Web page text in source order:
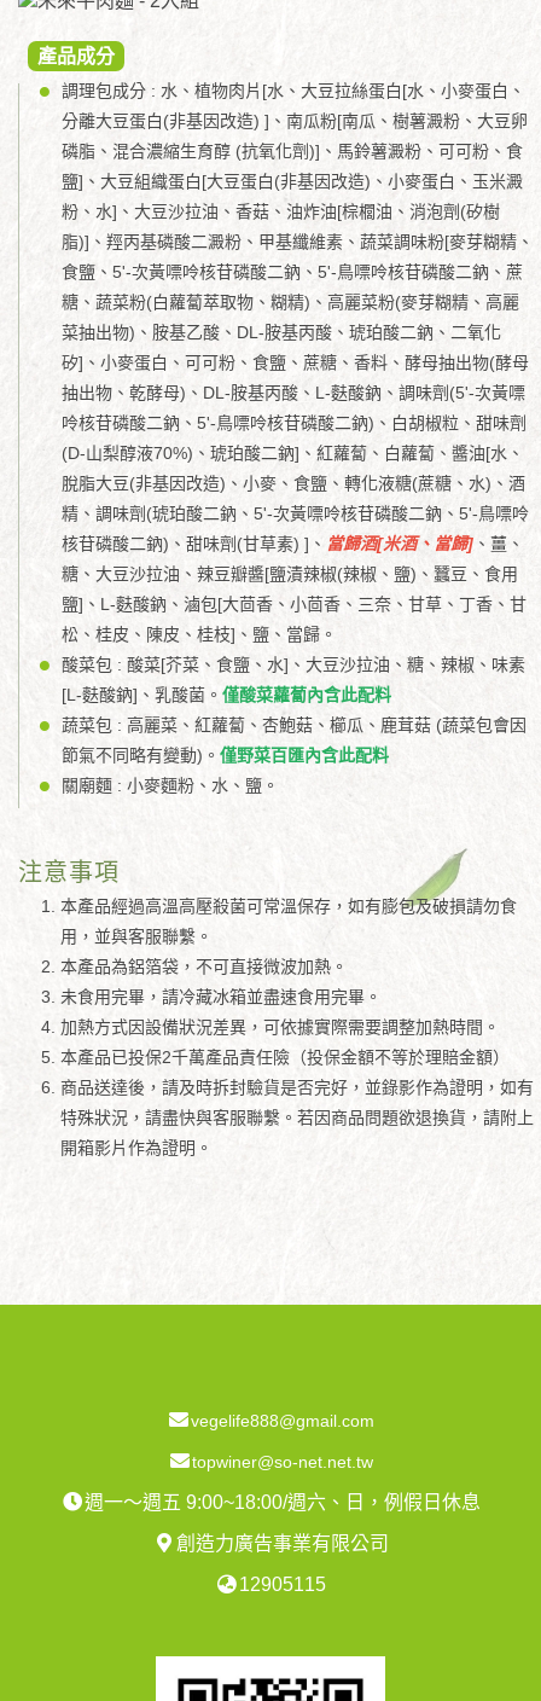
產品成分
調理包成分 : 水、植物肉片[水、大豆拉絲蛋白[水、小麥蛋白、
分離大豆蛋白(非基因改造) ]、南瓜粉[南瓜、樹薯澱粉、大豆卵
磷脂、混合濃縮生育醇 (抗氧化劑)]、馬鈴薯澱粉、可可粉、食
鹽]、大豆組織蛋白[大豆蛋白(非基因改造)、小麥蛋白、玉米澱
粉、水]、大豆沙拉油、香菇、油炸油[棕櫚油、消泡劑(矽樹
脂)]、羥丙基磷酸二澱粉、甲基纖維素、蔬菜調味粉[麥芽糊精、
食鹽、5'-次黃嘌呤核苷磷酸二鈉、5'-鳥嘌呤核苷磷酸二鈉、蔗
糖、蔬菜粉(白蘿蔔萃取物、糊精)、高麗菜粉(麥芽糊精、高麗
菜抽出物)、胺基乙酸、DL-胺基丙酸、琥珀酸二鈉、二氧化
矽]、小麥蛋白、可可粉、食鹽、蔗糖、香料、酵母抽出物(酵母
抽出物、乾酵母)、DL-胺基丙酸、L-麩酸鈉、調味劑(5'-次黃嘌
呤核苷磷酸二鈉、5'-鳥嘌呤核苷磷酸二鈉)、白胡椒粒、甜味劑
(D-山梨醇液70%)、琥珀酸二鈉]、紅蘿蔔、白蘿蔔、醬油[水、
脫脂大豆(非基因改造)、小麥、食鹽、轉化液糖(蔗糖、水)、酒
精、調味劑(琥珀酸二鈉、5'-次黃嘌呤核苷磷酸二鈉、5'-鳥嘌呤
核苷磷酸二鈉)、甜味劑(甘草素) ]、 當歸酒[米酒、當歸] 、薑、
糖、大豆沙拉油、辣豆瓣醬[鹽漬辣椒(辣椒、鹽)、蠶豆、食用
鹽]、L-麩酸鈉、滷包[大茴香、小茴香、三奈、甘草、丁香、甘
松、桂皮、陳皮、桂枝]、鹽、當歸。
酸菜包 : 酸菜[芥菜、食鹽、水]、大豆沙拉油、糖、辣椒、味素
[L-麩酸鈉]、乳酸菌。 僅酸菜蘿蔔內含此配料
蔬菜包 : 高麗菜、紅蘿蔔、杏鮑菇、櫛瓜、鹿茸菇 (蔬菜包會因
節氣不同略有變動)。 僅野菜百匯內含此配料
關廟麵 : 小麥麵粉、水、鹽。
注意事項
本產品經過高溫高壓殺菌可常溫保存，如有膨包及破損請勿食
用，並與客服聯繫。
本產品為鋁箔袋，不可直接微波加熱。
未食用完畢，請冷藏冰箱並盡速食用完畢。
加熱方式因設備狀況差異，可依據實際需要調整加熱時間。
本產品已投保2千萬產品責任險（投保金額不等於理賠金額）​
商品送達後，請及時拆封驗貨是否完好，並錄影作為證明，如有
特殊狀況，請盡快與客服聯繫。若因商品問題欲退換貨，請附上
開箱影片作為證明。
vegelife888@gmail.com
topwiner@so-net.net.tw
週一～週五 9:00~18:00/週六、日，例假日休息
創造力廣告事業有限公司
12905115